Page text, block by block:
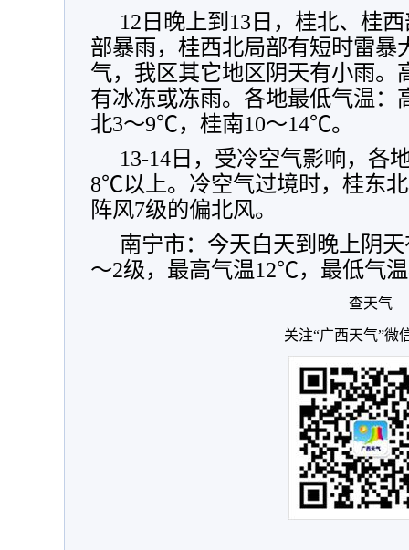
12日晚上到13日，桂北、桂
部暴雨，桂西北局部有短时雷暴
气，我区其它地区阴天有小雨。
有冰冻或冻雨。各地最低气温
北3～9℃，桂南10～14℃。
13-14日，受冷空气影响，各
8℃以上。冷空气过境时，桂东
阵风7级的偏北风。
南宁市：今天白天到晚上阴
～2级，最高气温12℃，最低气
查天气
关注“广西天气”微